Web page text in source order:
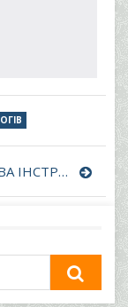
ПОСАДОВА ІНСТРУКЦІЯ директора КУ «Бочечківський ЦПРПП» Бочечківської сільської ради